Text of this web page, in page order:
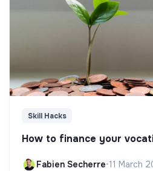
Skill Hacks
How to finance your
Fabien Secherre•11 March